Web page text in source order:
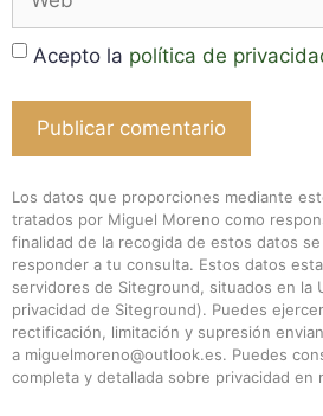
Acepto la política de
Los datos que proporciones mediante
tratados por Miguel Moreno como
finalidad de la recogida de estos datos
responder a tu consulta. Estos datos
servidores de Siteground, situados en la
privacidad de Siteground). Puedes
rectificación, limitación y supresión
a miguelmoreno@outlook.es. Puedes
completa y detallada sobre privacidad en